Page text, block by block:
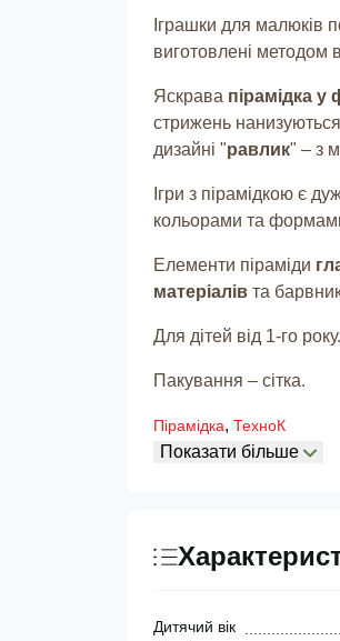
Іграшки для малюків
виготовлені методом
Яскрава пірамідка у
стрижень нанизуються
дизайні "равлик" – з
Ігри з пірамідкою є
кольорами та
Елементи піраміди
матеріалів та
Для дітей від 1-го року.
Пакування – сітка.
Пірамідка, ТехноК
Показати більше
Дитячий вік